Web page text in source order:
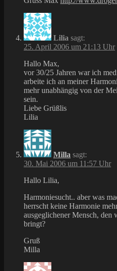
Lilia sagt:
25. April 2006 um 21:13 Uhr
Hallo Max,
vor 30/25 Jahren war ich
arbeite ich an meiner
mehr unabhängig von der
sein.
Liebe Grüßlis
Lilia
Milla sagt:
30. Mai 2006 um 11:57 Uhr
Hallo Lilia,
Harmoniesucht.. aber was
herrscht keine Harmonie
ausgeglichener Mensch, den
bringt?
Gruß
Milla